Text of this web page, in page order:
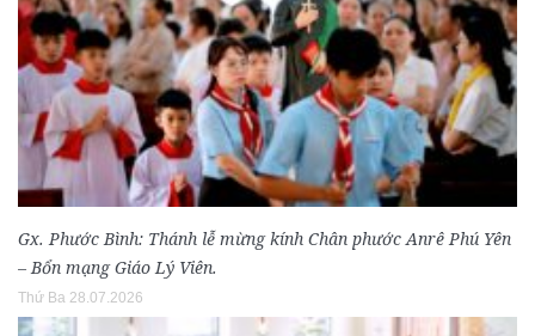
Gx. Phước Bình: Thánh lễ mừng kính Chân phước Anrê Phú Yên
– Bổn mạng Giáo Lý Viên.
Thứ Ba 28.07.2026